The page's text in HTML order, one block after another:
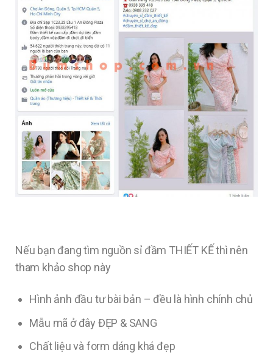
Nếu bạn đang tìm nguồn sỉ đầm THIẾT KẾ thì nên
tham khảo shop này
Hình ảnh đầu tư bài bản – đều là hình chính chủ
Mẫu mã ở đây ĐẸP & SANG
Chất liệu và form dáng khá đẹp